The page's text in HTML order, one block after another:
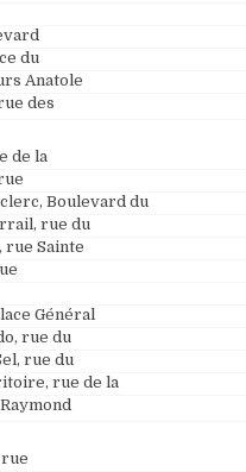
du
Anatole
des
de la
Boulevard du
rue du
rue Sainte
Général
rue du
rue du
rue de la